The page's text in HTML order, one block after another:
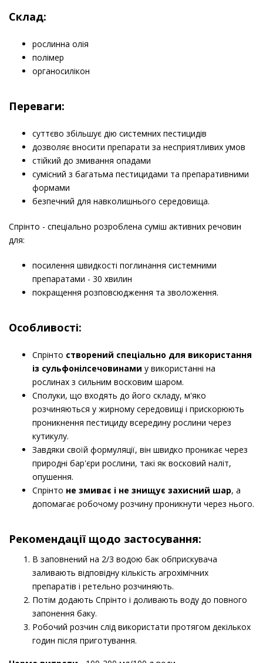
Склад:
рослинна олія
полімер
органосилікон
​Переваги:
суттєво збільшує дію системних пестицидів
дозволяє вносити препарати за несприятливих умов
стійкий до змивання опадами
сумісний з багатьма пестицидами та препаративними
формами
безпечний для навколишнього середовища.
Спрінто - спеціально розроблена суміш активних речовин
для:
посилення швидкості поглинання системними
препаратами - 30 хвилин
покращення розповсюдження та зволоження.
​Особливості:
Спрінто створений спеціально для використання
із сульфонілсечовинами у використанні на
рослинах з сильним восковим шаром.
Сполуки, що входять до його складу, м'яко
розчиняються у жирному середовищі і прискорюють
проникнення пестициду всередину рослини через
кутикулу.
Завдяки своїй формуляції, він швидко проникає через
природні бар'єри рослини, такі як восковий наліт,
опушення.
Спрінто не змиває і не знищує захисний шар, а
допомагає робочому розчину проникнути через нього.
Рекомендації щодо застосування:
В заповнений на 2/3 водою бак обприскувача
заливають відповідну кількість агрохімічних
препаратів і ретельно розчиняють.
Потім додають Спрінто і доливають воду до повного
запонення баку.
Робочий розчин слід використати протягом декількох
годин після приготування.